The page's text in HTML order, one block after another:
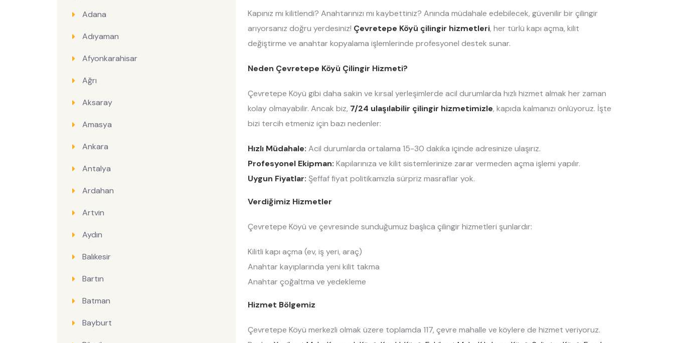
Adana
Adıyaman
Afyonkarahisar
Ağrı
Aksaray
Amasya
Ankara
Antalya
Ardahan
Artvin
Aydın
Balıkesir
Bartın
Batman
Bayburt
Kapınız mı kilitlendi? Anahtarınızı mı kaybettiniz? Anında müdahale edebilecek, güvenilir bir çilingir
arıyorsanız doğru yerdesiniz! Çevretepe Köyü çilingir hizmetleri, her türlü kapı açma, kilit
değiştirme ve anahtar kopyalama işlemlerinde profesyonel destek sunar.
Neden Çevretepe Köyü Çilingir Hizmeti?
Çevretepe Köyü gibi daha sakin ve kırsal yerleşimlerde acil durumlarda hızlı hizmet almak her zaman
kolay olmayabilir. Ancak biz, 7/24 ulaşılabilir çilingir hizmetimizle, kapıda kalmanızı önlüyoruz. İşte
bizi tercih etmeniz için bazı nedenler:
Hızlı Müdahale: Acil durumlarda ortalama 15-30 dakika içinde adresinize ulaşırız.
Profesyonel Ekipman: Kapılarınıza ve kilit sistemlerinize zarar vermeden açma işlemi yapılır.
Uygun Fiyatlar: Şeffaf fiyat politikamızla sürpriz masraflar yok.
Verdiğimiz Hizmetler
Çevretepe Köyü ve çevresinde sunduğumuz başlıca çilingir hizmetleri şunlardır:
Kilitli kapı açma (ev, iş yeri, araç)
Anahtar kayıplarında yeni kilit takma
Anahtar çoğaltma ve yedekleme
Hizmet Bölgemiz
Çevretepe Köyü merkezli olmak üzere toplamda 117, çevre mahalle ve köylere de hizmet veriyoruz.